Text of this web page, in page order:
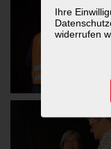
Ihre
widerrufen